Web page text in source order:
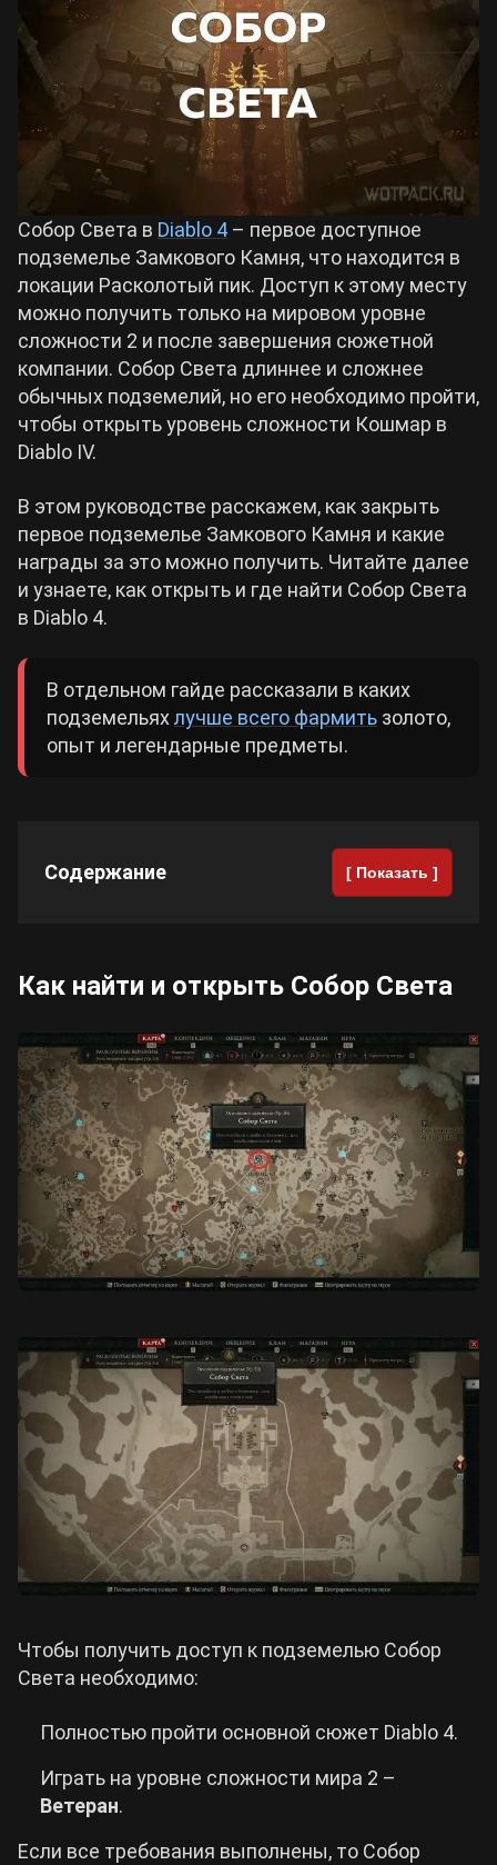
Crimson Desert
Zenless Zone Zero
Kingdom Come: Deliverance 2
Path of Exile 2
Wuthering Waves
Roblox
Cyberpunk 2077
Все игры
Билды Arknights: Endfield
Билды Wuthering Waves
Билды Cyberpunk 2077
Билды Path of Exile 2
Собор Света в Diablo 4 – первое доступное
подземелье Замкового Камня, что находится в
локации Расколотый пик. Доступ к этому месту
можно получить только на мировом уровне
сложности 2 и после завершения сюжетной
компании. Собор Света длиннее и сложнее
обычных подземелий, но его необходимо пройти,
чтобы открыть уровень сложности Кошмар в
Diablo IV.
В этом руководстве расскажем, как закрыть
первое подземелье Замкового Камня и какие
награды за это можно получить. Читайте далее
и узнаете, как открыть и где найти Собор Света
в Diablo 4.
В отдельном гайде рассказали в каких
подземельяхлучше всего фармить золото,
опыт и легендарные предметы.
Содержание [ Показать ]
Как найти и открыть Собор Света
Чтобы получить доступ к подземелью Собор
Света необходимо:
Полностью пройти основной сюжет Diablo 4.
Играть на уровне сложности мира 2 –
Ветеран.
Если все требования выполнены, то Собор